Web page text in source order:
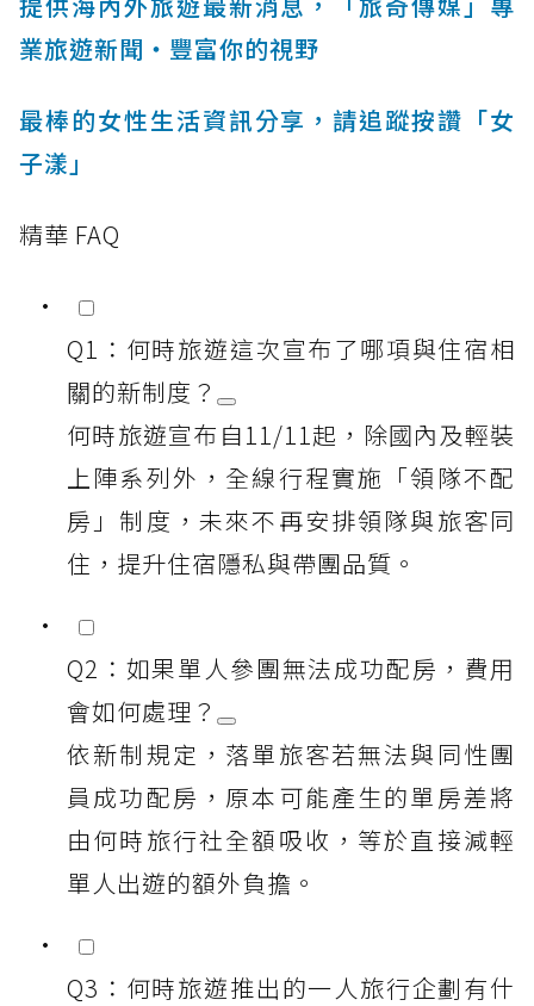
業旅遊新聞‧豐富你的視野
最棒的女性生活資訊分享，請追蹤按讚「女
子漾」
精華 FAQ
Q1：何時旅遊這次宣布了哪項與住宿相
關的新制度？
何時旅遊宣布自11/11起，除國內及輕裝
上陣系列外，全線行程實施「領隊不配
房」制度，未來不再安排領隊與旅客同
住，提升住宿隱私與帶團品質。
Q2：如果單人參團無法成功配房，費用
會如何處理？
依新制規定，落單旅客若無法與同性團
員成功配房，原本可能產生的單房差將
由何時旅行社全額吸收，等於直接減輕
單人出遊的額外負擔。
Q3：何時旅遊推出的一人旅行企劃有什